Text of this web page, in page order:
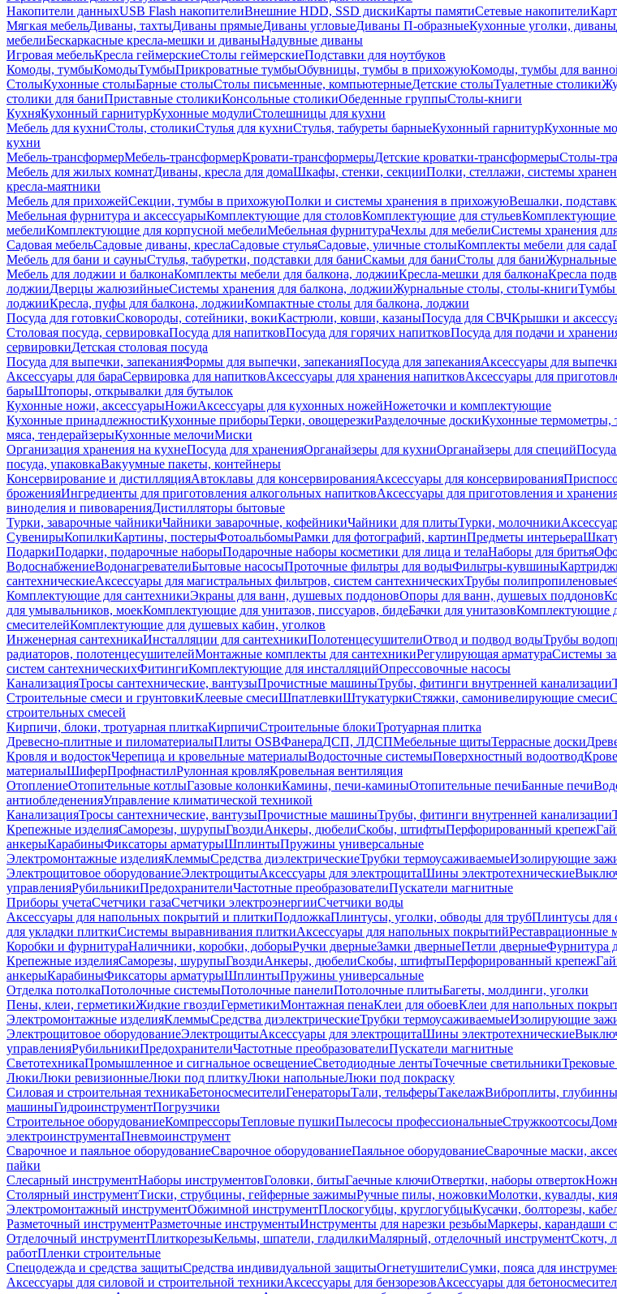
Накопители данныхUSB Flash накопителиВнешние HDD, SSD дискиКарты памятиСетевые накопители
Мягкая мебельДиваны, тахтыДиваны прямыеДиваны угловыеДиваны П-образныеКухонные уголки, диваны
мебелиБескаркасные кресла-мешки и диваныНадувные диваны
Игровая мебельКресла геймерскиеСтолы геймерскиеПодставки для ноутбуков
Комоды, тумбыКомодыТумбыПрикроватные тумбыОбувницы, тумбы в прихожуюКомоды, тумбы для
СтолыКухонные столыБарные столыСтолы письменные, компьютерныеДетские столыТуалетные столики
столики для баниПриставные столикиКонсольные столикиОбеденные группыСтолы-книги
КухняКухонный гарнитурКухонные модулиСтолешницы для кухни
Мебель для кухниСтолы, столикиСтулья для кухниСтулья, табуреты барныеКухонный гарнитурКухонные
кухни
Мебель-трансформерМебель-трансформерКровати-трансформерыДетские кроватки-трансформерыСтолы-
Мебель для жилых комнатДиваны, кресла для домаШкафы, стенки, секцииПолки, стеллажи, системы
кресла-маятники
Мебель для прихожейСекции, тумбы в прихожуюПолки и системы хранения в прихожуюВешалки,
Мебельная фурнитура и аксессуарыКомплектующие для столовКомплектующие для стульевКомплектующие
мебелиКомплектующие для корпусной мебелиМебельная фурнитураЧехлы для мебелиСистемы хранения
Садовая мебельСадовые диваны, креслаСадовые стульяСадовые, уличные столыКомплекты мебели для сада
Мебель для бани и сауныСтулья, табуретки, подставки для баниСкамьи для баниСтолы для баниЖурнальные
Мебель для лоджии и балконаКомплекты мебели для балкона, лоджииКресла-мешки для балконаКресла
лоджииДверцы жалюзийныеСистемы хранения для балкона, лоджииЖурнальные столы, столы-книгиТумбы
лоджииКресла, пуфы для балкона, лоджииКомпактные столы для балкона, лоджии
Посуда для готовкиСковороды, сотейники, вокиКастрюли, ковши, казаныПосуда для СВЧКрышки и
Столовая посуда, сервировкаПосуда для напитковПосуда для горячих напитковПосуда для подачи и
сервировкиДетская столовая посуда
Посуда для выпечки, запеканияФормы для выпечки, запеканияПосуда для запеканияАксессуары для
Аксессуары для бараСервировка для напитковАксессуары для хранения напитковАксессуары для
барыШтопоры, открывалки для бутылок
Кухонные ножи, аксессуарыНожиАксессуары для кухонных ножейНожеточки и комплектующие
Кухонные принадлежностиКухонные приборыТерки, овощерезкиРазделочные доскиКухонные термометры,
мяса, тендерайзерыКухонные мелочиМиски
Организация хранения на кухнеПосуда для храненияОрганайзеры для кухниОрганайзеры для специй
посуда, упаковкаВакуумные пакеты, контейнеры
Консервирование и дистилляцияАвтоклавы для консервированияАксессуары для консервирования
броженияИнгредиенты для приготовления алкогольных напитковАксессуары для приготовления и
виноделия и пивоваренияДистилляторы бытовые
Турки, заварочные чайникиЧайники заварочные, кофейникиЧайники для плитыТурки, молочники
СувенирыКопилкиКартины, постерыФотоальбомыРамки для фотографий, картинПредметы интерьера
ПодаркиПодарки, подарочные наборыПодарочные наборы косметики для лица и телаНаборы для бритья
ВодоснабжениеВодонагревателиБытовые насосыПроточные фильтры для водыФильтры-кувшины
сантехническиеАксессуары для магистральных фильтров, систем сантехническихТрубы полипропиленовые
Комплектующие для сантехникиЭкраны для ванн, душевых поддоновОпоры для ванн, душевых поддонов
для умывальников, моекКомплектующие для унитазов, писсуаров, бидеБачки для унитазовКомплектующие
смесителейКомплектующие для душевых кабин, уголков
Инженерная сантехникаИнсталляции для сантехникиПолотенцесушителиОтвод и подвод водыТрубы
радиаторов, полотенцесушителейМонтажные комплекты для сантехникиРегулирующая арматураСистемы
систем сантехническихФитингиКомплектующие для инсталляцийОпрессовочные насосы
КанализацияТросы сантехнические, вантузыПрочистные машиныТрубы, фитинги внутренней канализации
Строительные смеси и грунтовкиКлеевые смесиШпатлевкиШтукатуркиСтяжки, самонивелирующие смеси
строительных смесей
Кирпичи, блоки, тротуарная плиткаКирпичиСтроительные блокиТротуарная плитка
Древесно-плитные и пиломатериалыПлиты OSBФанераДСП, ЛДСПМебельные щитыТеррасные доски
Кровля и водостокЧерепица и кровельные материалыВодосточные системыПоверхностный водоотвод
материалыШиферПрофнастилРулонная кровляКровельная вентиляция
ОтоплениеОтопительные котлыГазовые колонкиКамины, печи-каминыОтопительные печиБанные печи
антиобледененияУправление климатической техникой
КанализацияТросы сантехнические, вантузыПрочистные машиныТрубы, фитинги внутренней канализации
Крепежные изделияСаморезы, шурупыГвоздиАнкеры, дюбелиСкобы, штифтыПерфорированный крепеж
анкерыКарабиныФиксаторы арматурыШплинтыПружины универсальные
Электромонтажные изделияКлеммыСредства диэлектрическиеТрубки термоусаживаемыеИзолирующие
Электрощитовое оборудованиеЭлектрощитыАксессуары для электрощитаШины электротехнические
управленияРубильникиПредохранителиЧастотные преобразователиПускатели магнитные
Приборы учетаСчетчики газаСчетчики электроэнергииСчетчики воды
Аксессуары для напольных покрытий и плиткиПодложкаПлинтусы, уголки, обводы для трубПлинтусы для
для укладки плиткиСистемы выравнивания плиткиАксессуары для напольных покрытийРеставрационные
Коробки и фурнитураНаличники, коробки, доборыРучки дверныеЗамки дверныеПетли дверныеФурнитура
Крепежные изделияСаморезы, шурупыГвоздиАнкеры, дюбелиСкобы, штифтыПерфорированный крепеж
анкерыКарабиныФиксаторы арматурыШплинтыПружины универсальные
Отделка потолкаПотолочные системыПотолочные панелиПотолочные плитыБагеты, молдинги, уголки
Пены, клеи, герметикиЖидкие гвоздиГерметикиМонтажная пенаКлеи для обоевКлеи для напольных
Электромонтажные изделияКлеммыСредства диэлектрическиеТрубки термоусаживаемыеИзолирующие
Электрощитовое оборудованиеЭлектрощитыАксессуары для электрощитаШины электротехнические
управленияРубильникиПредохранителиЧастотные преобразователиПускатели магнитные
СветотехникаПромышленное и сигнальное освещениеСветодиодные лентыТочечные светильникиТрековые
ЛюкиЛюки ревизионныеЛюки под плиткуЛюки напольныеЛюки под покраску
Силовая и строительная техникаБетоносмесителиГенераторыТали, тельферыТакелажВиброплиты,
машиныГидроинструментПогрузчики
Строительное оборудованиеКомпрессорыТепловые пушкиПылесосы профессиональныеСтружкоотсосы
электроинструментаПневмоинструмент
Сварочное и паяльное оборудованиеСварочное оборудованиеПаяльное оборудованиеСварочные маски,
пайки
Слесарный инструментНаборы инструментовГоловки, битыГаечные ключиОтвертки, наборы отверток
Столярный инструментТиски, струбцины, гейферные зажимыРучные пилы, ножовкиМолотки, кувалды,
Электромонтажный инструментОбжимной инструментПлоскогубцы, круглогубцыКусачки, болторезы,
Разметочный инструментРазметочные инструментыИнструменты для нарезки резьбыМаркеры, карандаши
Отделочный инструментПлиткорезыКельмы, шпатели, гладилкиМалярный, отделочный инструментСкотч,
работПленки строительные
Спецодежда и средства защитыСредства индивидуальной защитыОгнетушителиСумки, пояса для
Аксессуары для силовой и строительной техникиАксессуары для бензорезовАксессуары для